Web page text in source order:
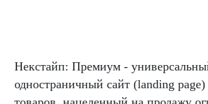
Некстайп: Премиум -
одностраничный сайт (landing page)